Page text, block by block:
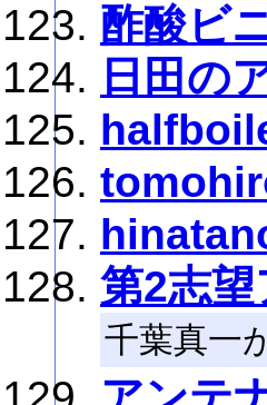
酢酸ビ
日田の
第2志
千葉真一